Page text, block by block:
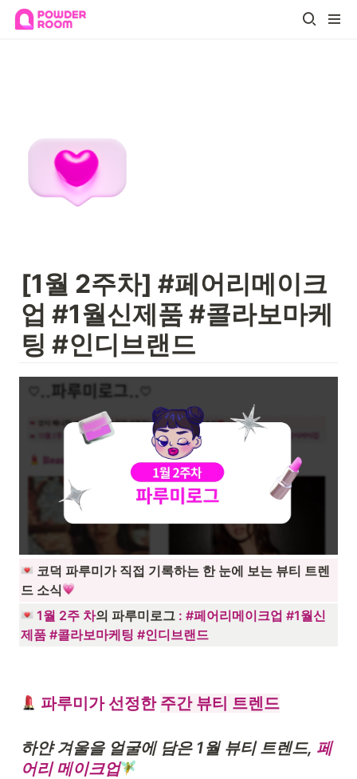
[1월 2주차] #페어리메이크
업 #1월신제품 #콜라보마케
팅 #인디브랜드
코덕 파루미가 직접 기록하는 한 눈에 보는 뷰티 트렌
드 소식
1월 2주 차의 파루미로그 : #페어리메이크업 #1월신
제품 #콜라보마케팅 #인디브랜드
파루미가 선정한 주간 뷰티 트렌드
하얀 겨울을 얼굴에 담은 1월 뷰티 트렌드, 페
어리 메이크업